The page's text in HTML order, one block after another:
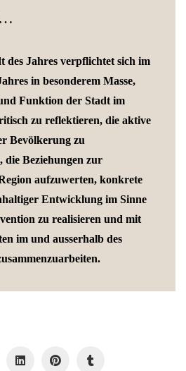
des Jahres verpflichtet sich im
in besonderem Masse,
Funktion der Stadt im
zu reflektieren, die aktive
Bevölkerung zu
die Beziehungen zur
aufzuwerten, konkrete
Entwicklung im Sinne
zu realisieren und mit
im und ausserhalb des